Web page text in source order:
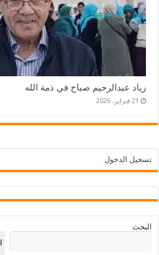
زياد عبدالرحيم صباح في ذمة الله
21 فبراير، 2026
تسجيل الدخول
البحث